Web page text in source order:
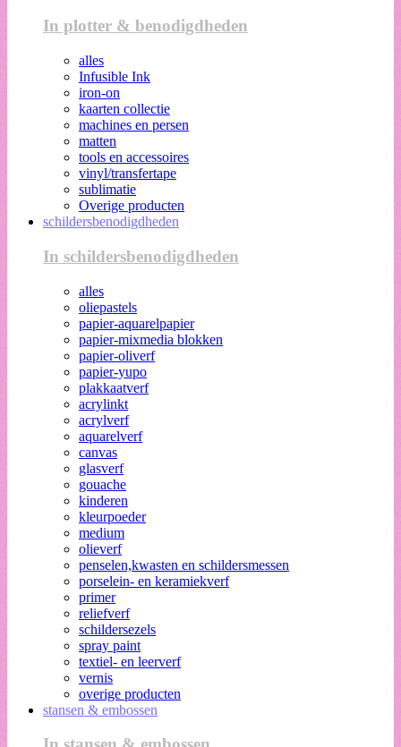
In plotter & benodigdheden
alles
Infusible Ink
iron-on
kaarten collectie
machines en persen
matten
tools en accessoires
vinyl/transfertape
sublimatie
Overige producten
schildersbenodigdheden
In schildersbenodigdheden
alles
oliepastels
papier-aquarelpapier
papier-mixmedia blokken
papier-oliverf
papier-yupo
plakkaatverf
acrylinkt
acrylverf
aquarelverf
canvas
glasverf
gouache
kinderen
kleurpoeder
medium
olieverf
penselen,kwasten en schildersmessen
porselein- en keramiekverf
primer
reliefverf
schildersezels
spray paint
textiel- en leerverf
vernis
overige producten
stansen & embossen